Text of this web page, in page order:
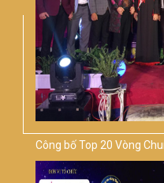
Công bố Top 20 Vòng
Việt Nam 2019